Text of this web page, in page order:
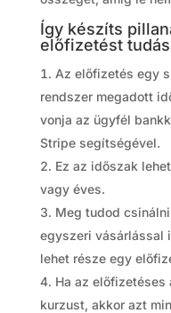
Így készíts
előfizetést
Az előfizetés egy
rendszer megadott
vonja az ügyfél
Stripe segítségével.
Ez az időszak
vagy éves.
Meg tudod
egyszeri vásárlással
lehet része egy
Ha az előfizetéses
kurzust, akkor azt